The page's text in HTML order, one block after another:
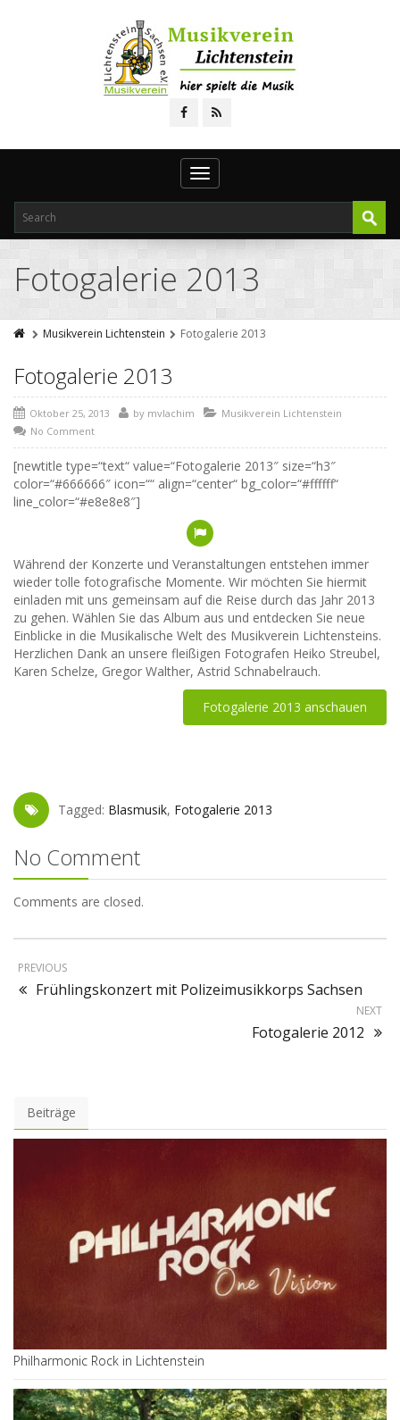
Toggle
navigation
Fotogalerie 2013
Musikverein Lichtenstein Fotogalerie 2013
Fotogalerie 2013
Oktober 25, 2013 by mvlachim
Musikverein Lichtenstein
No Comment
[newtitle type=“text“ value=“Fotogalerie 2013″ size=“h3″
color=“#666666″ icon=““ align=“center“ bg_color=“#ffffff“
line_color=“#e8e8e8″]
Während der Konzerte und Veranstaltungen entstehen immer
wieder tolle fotografische Momente. Wir möchten Sie hiermit
einladen mit uns gemeinsam auf die Reise durch das Jahr 2013
zu gehen. Wählen Sie das Album aus und entdecken Sie neue
Einblicke in die Musikalische Welt des Musikverein Lichtensteins.
Herzlichen Dank an unsere fleißigen Fotografen Heiko Streubel,
Karen Schelze, Gregor Walther, Astrid Schnabelrauch.
Fotogalerie 2013 anschauen
Tagged: Blasmusik, Fotogalerie 2013
No Comment
Comments are closed.
PREVIOUS
Frühlingskonzert mit Polizeimusikkorps Sachsen
NEXT
Fotogalerie 2012
Beiträge
Philharmonic Rock in Lichtenstein